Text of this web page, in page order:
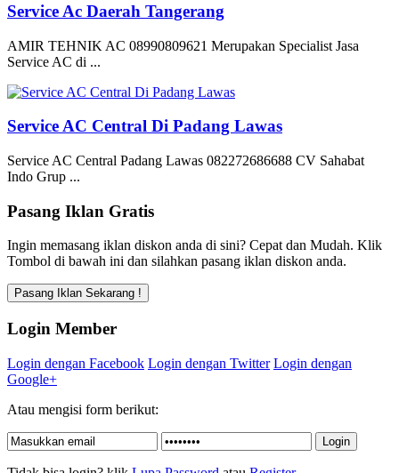
Service Ac Daerah Tangerang
AMIR TEHNIK AC 08990809621 Merupakan Specialist Jasa
Service AC di ...
Service AC Central Di Padang Lawas
Service AC Central Padang Lawas 082272686688 CV Sahabat
Indo Grup ...
Pasang Iklan Gratis
Ingin memasang iklan diskon anda di sini? Cepat dan Mudah. Klik
Tombol di bawah ini dan silahkan pasang iklan diskon anda.
Login Member
Login dengan Facebook Login dengan Twitter Login dengan
Google+
Atau mengisi form berikut: